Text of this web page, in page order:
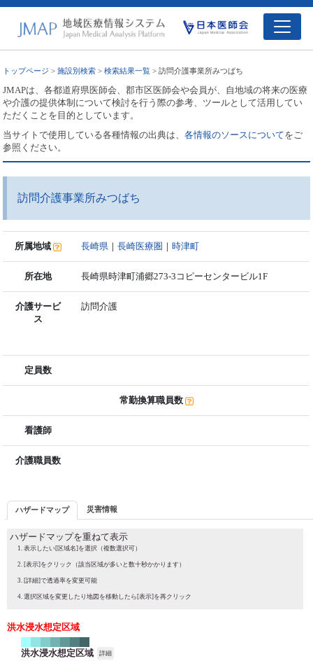
トップページ >施設別検索 >検索結果一覧 > 訪問介護事業所みつばち
JMAPは、各都道府県医師会、郡市区医師会や会員が、自地域の将来の医療
や介護の提供体制について検討を行う際の参考、ツールとして活用してい
ただくことを目的としています。
当サイトで使用している各種情報の出典は、各情報のソースについてをご
参照ください。
訪問介護事業所みつばち
所属地域 長崎県 ｜長崎医療圏 ｜時津町
所在地 長崎県時津町浦郷273-3コピーセンタービル1F
介護サービ
ス
訪問介護
定員数
常勤換算職員数
看護師
介護職員数
ハザードマップ 災害情報
ハザードマップを重ねて表示
表示したい[区域名]を選択（複数選択可）
[表示]をクリック（該当区域が多いと数十秒かかります）
[詳細]で透過率を変更可能
選択区域を変更したり地図を移動したら[表示]を再クリック
洪水浸水想定区域
洪水浸水想定区域 詳細